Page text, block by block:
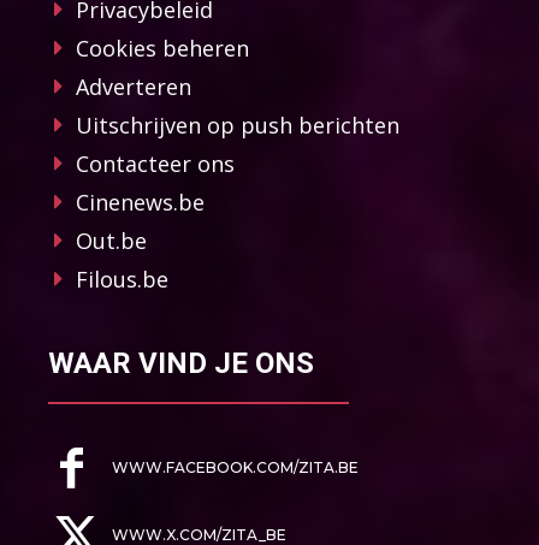
Privacybeleid
Cookies beheren
Adverteren
Uitschrijven op push berichten
Contacteer ons
Cinenews.be
Out.be
Filous.be
WAAR VIND JE ONS
WWW.FACEBOOK.COM/ZITA.BE
WWW.X.COM/ZITA_BE